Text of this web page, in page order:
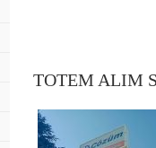
TOTEM ALIM